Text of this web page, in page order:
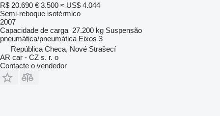
R$ 20.690 € 3.500 ≈ US$ 4.044
Semi-reboque isotérmico
2007
Capacidade de carga 27.200 kg Suspensão
pneumática/pneumática Eixos 3
República Checa, Nové Strašecí
AR car - CZ s. r. o
Contacte o vendedor